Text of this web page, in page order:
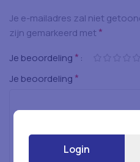
Je e-mailadres zal niet
zijn gemarkeerd met *
Je beoordeling *
Je beoordeling *
Login